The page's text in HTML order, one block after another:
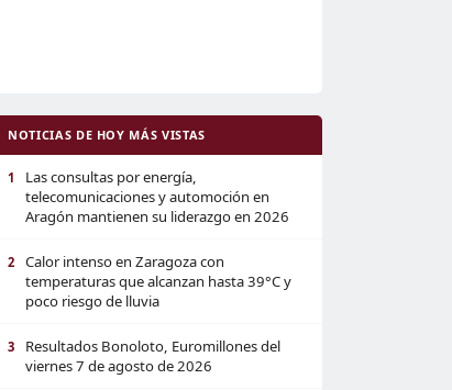
NOTICIAS DE HOY MÁS VISTAS
1
Las consultas por energía,
telecomunicaciones y automoción en
Aragón mantienen su liderazgo en 2026
2
Calor intenso en Zaragoza con
temperaturas que alcanzan hasta 39°C y
poco riesgo de lluvia
3
Resultados Bonoloto, Euromillones del
viernes 7 de agosto de 2026